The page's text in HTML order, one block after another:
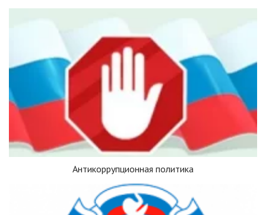
Антикоррупционная политика